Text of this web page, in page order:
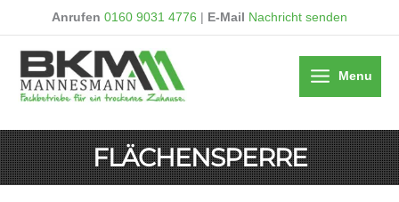
Anrufen 0160 9031 4776 | E-Mail Nachricht senden
Menu
FLÄCHENSPERRE